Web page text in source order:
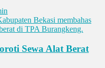
Sewa Alat Berat